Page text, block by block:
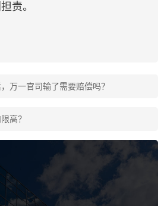
责。
万一官司输了需要赔偿吗？
高？